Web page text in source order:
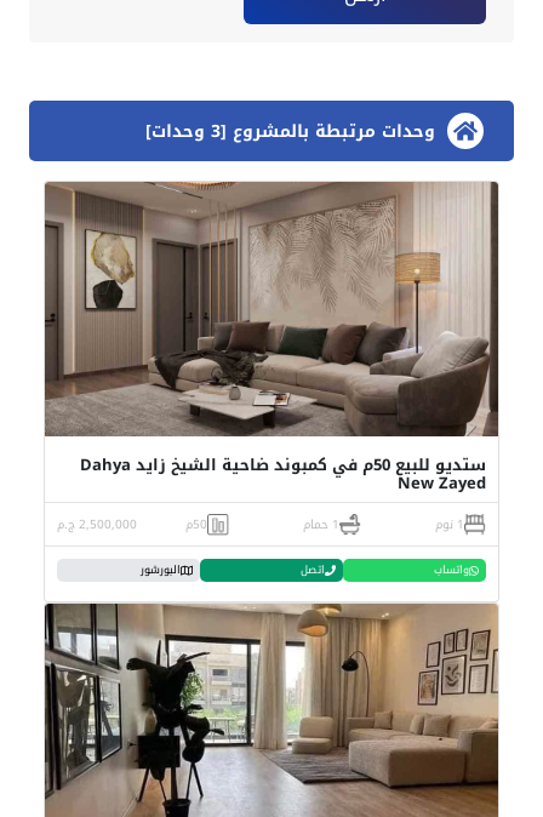
وحدات مرتبطة بالمشروع [3 وحدات]
ستديو للبيع 50م في كمبوند ضاحية الشيخ زايد Dahya
New Zayed
1 نوم 1 حمام 50م 2,500,000 ج.م
واتساب اتصل البورشور